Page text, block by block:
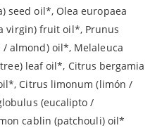
seed oil*, Olea europaea
virgin) fruit oil*, Prunus
almond) oil*, Melaleuca
leaf oil*, Citrus bergamia
Citrus limonum (limón /
(eucalipto /
cablin (patchouli) oil*